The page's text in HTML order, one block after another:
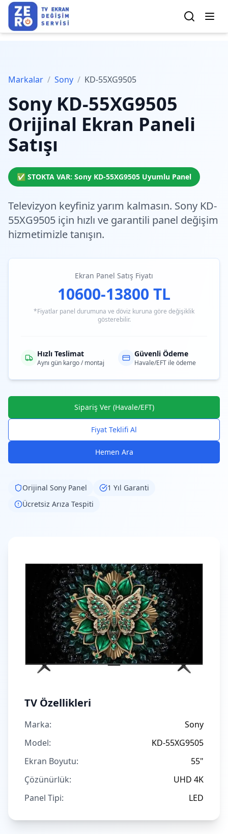
Markalar / Sony / KD-55XG9505
Sony KD-55XG9505
Orijinal Ekran Paneli
Satışı
✅ STOKTA VAR: Sony KD-55XG9505 Uyumlu Panel
Televizyon keyfiniz yarım kalmasın. Sony KD-
55XG9505 için hızlı ve garantili panel değişim
hizmetimizle tanışın.
Ekran Panel Satış Fiyatı
10600-13800 TL
*Fiyatlar panel durumuna ve döviz kuruna göre değişiklik
gösterebilir.
Hızlı Teslimat
Aynı gün kargo / montaj
Güvenli Ödeme
Havale/EFT ile ödeme
Sipariş Ver (Havale/EFT)
Fiyat Teklifi Al
Hemen Ara
Orijinal Sony Panel
1 Yıl Garanti
Ücretsiz Arıza Tespiti
TV Özellikleri
Marka:
Sony
Model:
KD-55XG9505
Ekran Boyutu:
55"
Çözünürlük:
UHD 4K
Panel Tipi:
LED